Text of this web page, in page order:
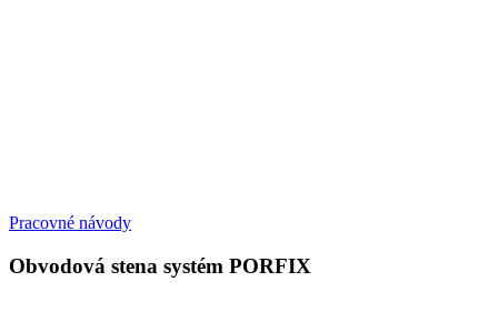
Pracovné návody
Obvodová stena systém PORFIX